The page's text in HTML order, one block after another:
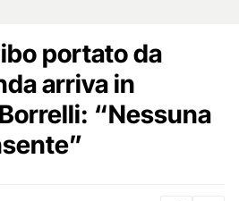
portato da
arriva in
“Nessuna